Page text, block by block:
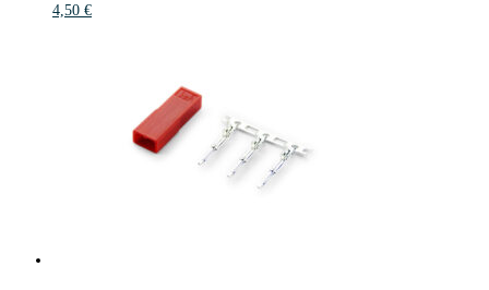
4,50 €